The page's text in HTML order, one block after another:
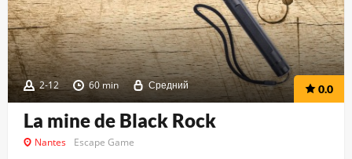
2-12 60 min Средний 0.0
La mine de Black Rock
Nantes Escape Game